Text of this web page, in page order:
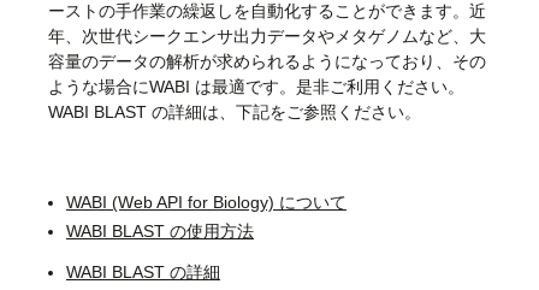
ーストの手作業の繰返しを自動化することができます。近
年、次世代シークエンサ出力データやメタゲノムなど、大
容量のデータの解析が求められるようになっており、その
ような場合にWABI は最適です。是非ご利用ください。
WABI BLAST の詳細は、下記をご参照ください。
WABI (Web API for Biology) について
WABI BLAST の使用方法
WABI BLAST の詳細